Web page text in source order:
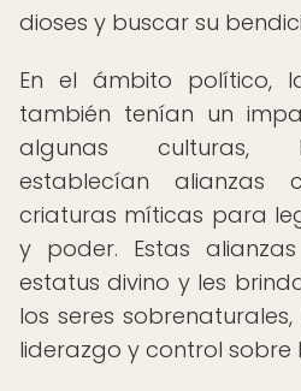
dioses y buscar su
En el ámbito político,
también tenían un
algunas culturas,
establecían
criaturas míticas para
y poder. Estas
estatus divino y les
los seres
liderazgo y control sobre